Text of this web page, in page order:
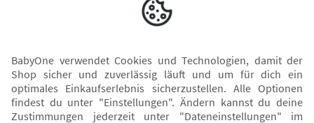
Versand mit